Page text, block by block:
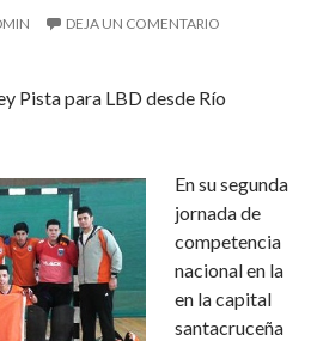
DEJA UN COMENTARIO
Pista para LBD desde Río
En su segunda
jornada de
competencia
nacional en la
en la capital
santacruceña